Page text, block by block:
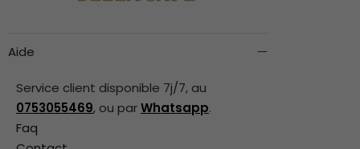
Aide
Service client disponible 7j/7, au
0753055469, ou parWhatsapp.
Faq